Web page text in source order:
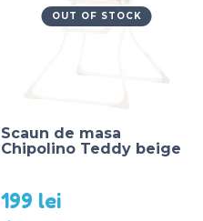
OUT OF STOCK
Scaun de masa
Chipolino Teddy beige
199 lei